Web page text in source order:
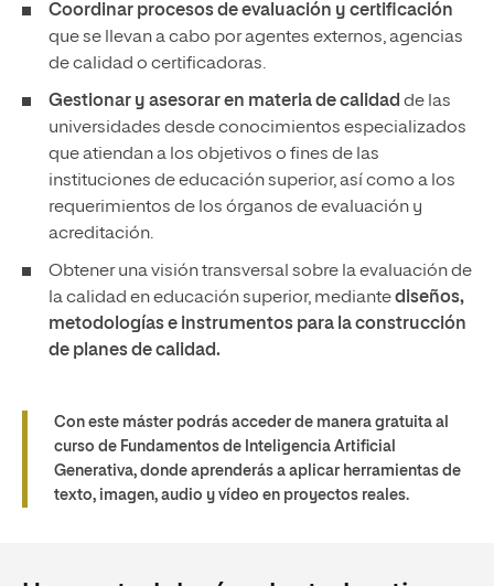
Coordinar procesos de evaluación y certificación
que se llevan a cabo por agentes externos, agencias
de calidad o certificadoras.
Gestionar y asesorar en materia de calidad de las
universidades desde conocimientos especializados
que atiendan a los objetivos o fines de las
instituciones de educación superior, así como a los
requerimientos de los órganos de evaluación y
acreditación.
Obtener una visión transversal sobre la evaluación de
la calidad en educación superior, mediantediseños,
metodologías e instrumentos para la construcción
de planes de calidad.
Con este máster podrás acceder de manera gratuita al
curso de Fundamentos de Inteligencia Artificial
Generativa, donde aprenderás a aplicar herramientas de
texto, imagen, audio y vídeo en proyectos reales.